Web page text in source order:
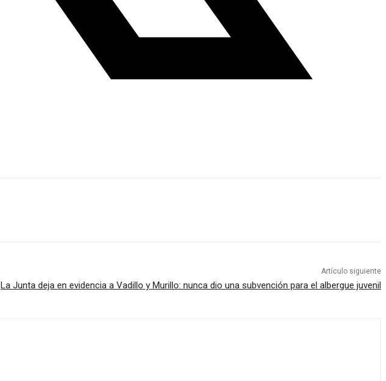
Artículo siguiente
La Junta deja en evidencia a Vadillo y Murillo: nunca dio una subvención para el albergue juvenil